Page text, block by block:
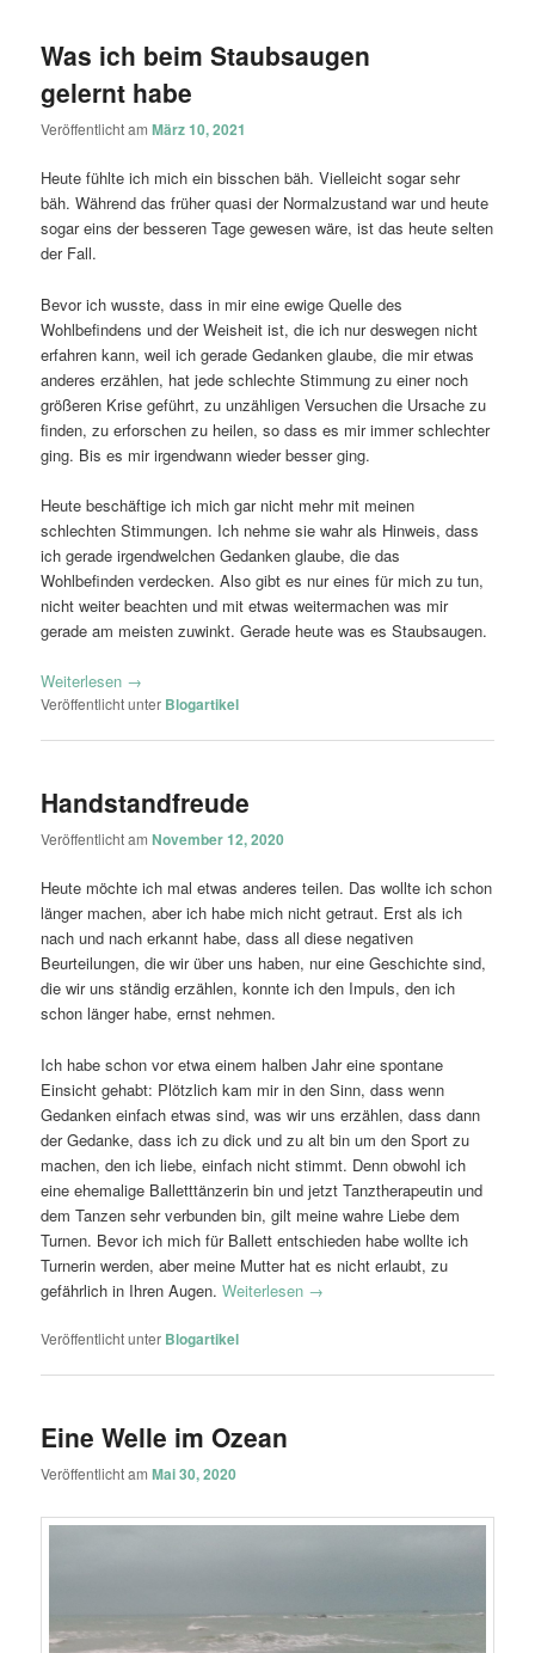
Was ich beim Staubsaugen
gelernt habe
Veröffentlicht amMärz 10, 2021
Heute fühlte ich mich ein bisschen bäh. Vielleicht sogar sehr
bäh. Während das früher quasi der Normalzustand war und heute
sogar eins der besseren Tage gewesen wäre, ist das heute selten
der Fall.
Bevor ich wusste, dass in mir eine ewige Quelle des
Wohlbefindens und der Weisheit ist, die ich nur deswegen nicht
erfahren kann, weil ich gerade Gedanken glaube, die mir etwas
anderes erzählen, hat jede schlechte Stimmung zu einer noch
größeren Krise geführt, zu unzähligen Versuchen die Ursache zu
finden, zu erforschen zu heilen, so dass es mir immer schlechter
ging. Bis es mir irgendwann wieder besser ging.
Heute beschäftige ich mich gar nicht mehr mit meinen
schlechten Stimmungen. Ich nehme sie wahr als Hinweis, dass
ich gerade irgendwelchen Gedanken glaube, die das
Wohlbefinden verdecken. Also gibt es nur eines für mich zu tun,
nicht weiter beachten und mit etwas weitermachen was mir
gerade am meisten zuwinkt. Gerade heute was es Staubsaugen.
Weiterlesen →
Veröffentlicht unter Blogartikel
Handstandfreude
Veröffentlicht amNovember 12, 2020
Heute möchte ich mal etwas anderes teilen. Das wollte ich schon
länger machen, aber ich habe mich nicht getraut. Erst als ich
nach und nach erkannt habe, dass all diese negativen
Beurteilungen, die wir über uns haben, nur eine Geschichte sind,
die wir uns ständig erzählen, konnte ich den Impuls, den ich
schon länger habe, ernst nehmen.
Ich habe schon vor etwa einem halben Jahr eine spontane
Einsicht gehabt: Plötzlich kam mir in den Sinn, dass wenn
Gedanken einfach etwas sind, was wir uns erzählen, dass dann
der Gedanke, dass ich zu dick und zu alt bin um den Sport zu
machen, den ich liebe, einfach nicht stimmt. Denn obwohl ich
eine ehemalige Balletttänzerin bin und jetzt Tanztherapeutin und
dem Tanzen sehr verbunden bin, gilt meine wahre Liebe dem
Turnen. Bevor ich mich für Ballett entschieden habe wollte ich
Turnerin werden, aber meine Mutter hat es nicht erlaubt, zu
gefährlich in Ihren Augen.Weiterlesen →
Veröffentlicht unter Blogartikel
Eine Welle im Ozean
Veröffentlicht amMai 30, 2020